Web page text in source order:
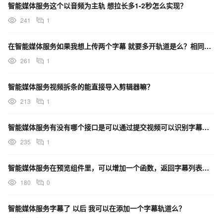
智能媒体服务这个以音频为主轨 想拉长多1-2秒怎么实现？
241 1
在智能媒体服务如果我想上传两个字幕 就要多开轨道是么？相同时出现 这样的字幕 就要 躲开轨道么？
261 1
智能媒体服务视频拆条的能直接导入剪辑器嘛？
213 1
智能媒体服务有没有哪个接口是可以通过提交视频可以识别字幕的？
235 1
智能媒体服务在预览组件里，可以增加一个函数，返回字幕列表，及所在位置吗？
180 0
智能媒体服务字幕了 以后 我可以在添加一个字幕轨道么？